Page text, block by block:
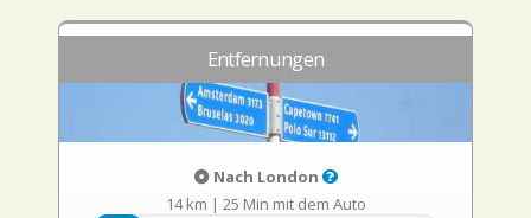
Entfernungen
Nach London
14 km | 25 Min mit dem Auto